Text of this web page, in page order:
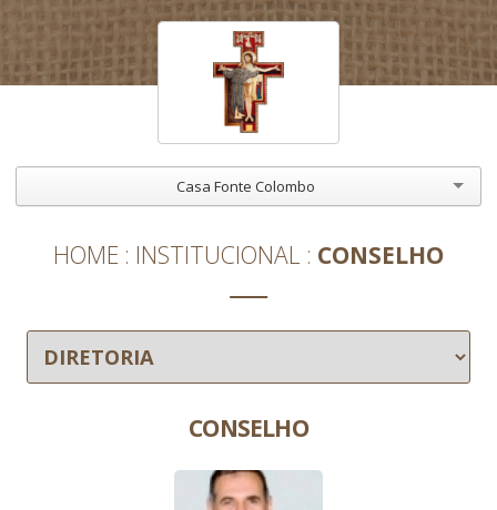
Casa Fonte Colombo
HOME INSTITUCIONAL CONSELHO
CONSELHO